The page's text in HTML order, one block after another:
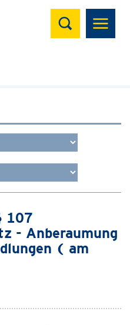
Suchen
107
- Anberaumung
( am